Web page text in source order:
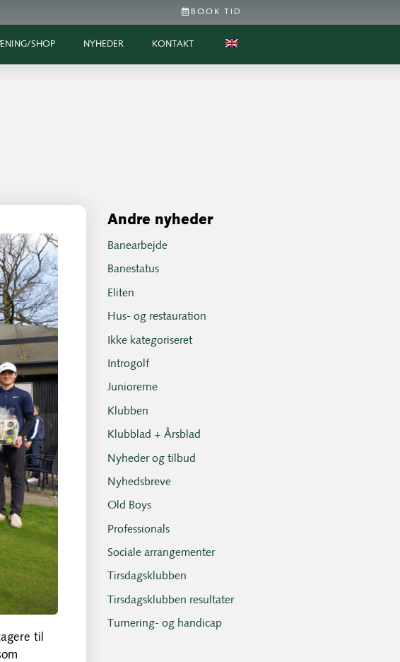
BOOK TID
SHOP NYHEDER KONTAKT
til
Andre nyheder
Banearbejde
Banestatus
Eliten
Hus- og restauration
Ikke kategoriseret
Introgolf
Juniorerne
Klubben
Klubblad + Årsblad
Nyheder og tilbud
Nyhedsbreve
Old Boys
Professionals
Sociale arrangementer
Tirsdagsklubben
Tirsdagsklubben resultater
Turnering- og handicap